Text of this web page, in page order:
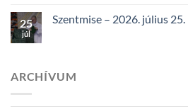
25
júl
Szentmise – 2026. július 25.
ARCHÍVUM